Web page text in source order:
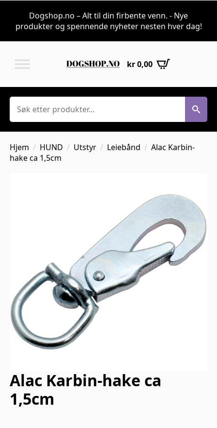
Dogshop.no – Alt til din firbente venn. - Nye
produkter og spennende nyheter nesten hver dag!
kr0,00
Søk
Hjem HUND Utstyr Leiebånd
Alac Karbin-
hake ca 1,5cm
Alac Karbin-hake ca
1,5cm